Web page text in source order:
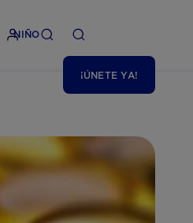
¡ÚNETE YA!
NIÑO